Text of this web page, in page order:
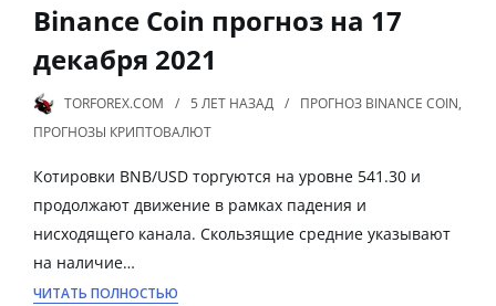
Binance Coin прогноз на 17
декабря 2021
TORFOREX.COM 5 ЛЕТ НАЗАД ПРОГНОЗ BINANCE COIN,
ПРОГНОЗЫ КРИПТОВАЛЮТ
Котировки BNB/USD торгуются на уровне 541.30 и
продолжают движение в рамках падения и
нисходящего канала. Скользящие средние указывают
на наличие…
ЧИТАТЬ ПОЛНОСТЬЮ